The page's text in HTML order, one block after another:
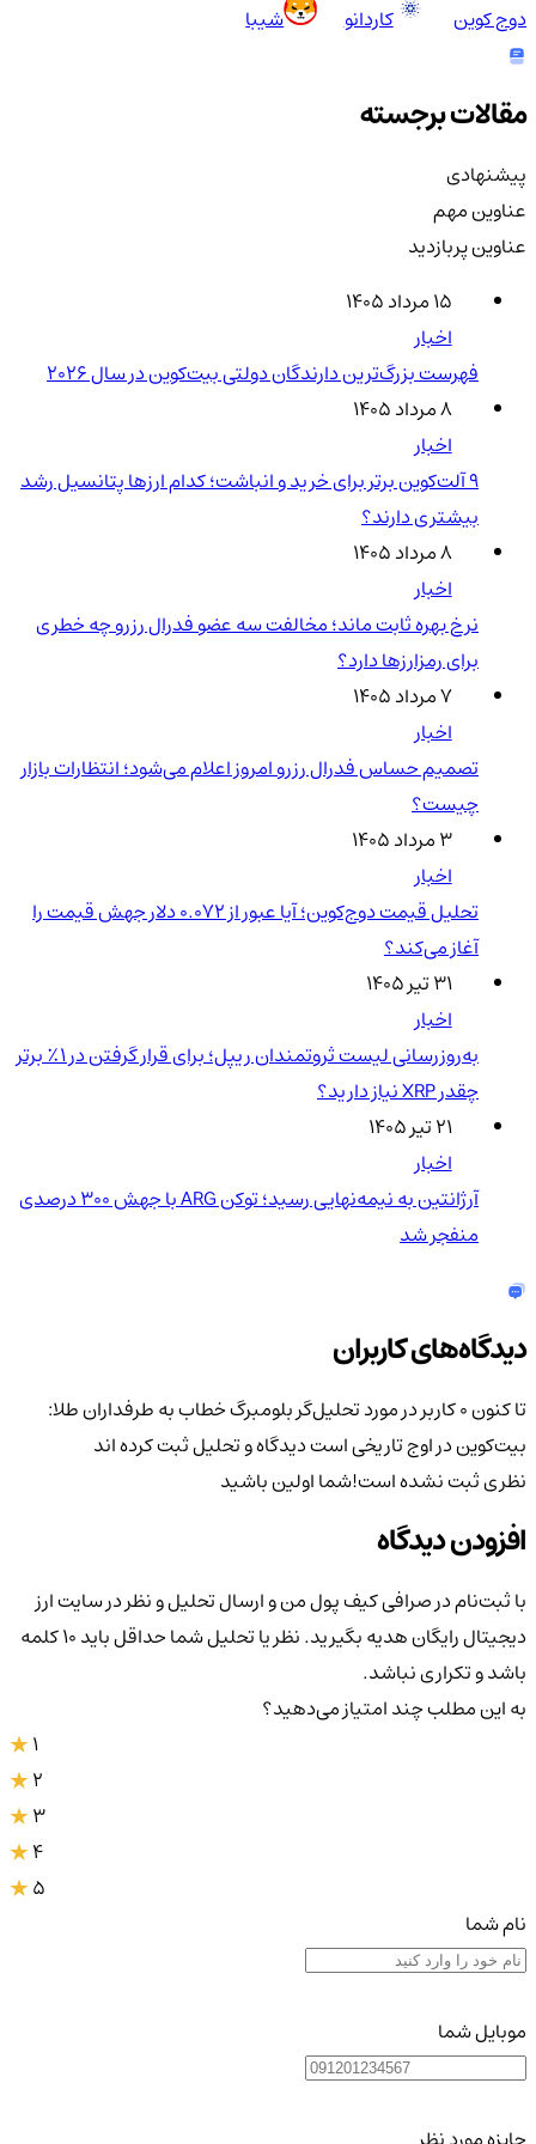
دوج کوین
کاردانو شیبا
مقالات برجسته
پیشنهادی
عناوین مهم
عناوین پربازدید
۱۵ مرداد ۱۴۰۵
اخبار
فهرست بزرگ‌ترین دارندگان دولتی بیت‌کوین در سال 2026
۸ مرداد ۱۴۰۵
اخبار
۹ آلت‌کوین برتر برای خرید و انباشت؛ کدام ارزها پتانسیل رشد
بیشتری دارند؟
۸ مرداد ۱۴۰۵
اخبار
نرخ بهره ثابت ماند؛ مخالفت سه عضو فدرال رزرو چه خطری
برای رمزارزها دارد؟
۷ مرداد ۱۴۰۵
اخبار
تصمیم حساس فدرال رزرو امروز اعلام می‌شود؛ انتظارات بازار
چیست؟
۳ مرداد ۱۴۰۵
اخبار
تحلیل قیمت دوج‌کوین؛ آیا عبور از ۰.۰۷۲ دلار جهش قیمت را
آغاز می‌کند؟
۳۱ تیر ۱۴۰۵
اخبار
به‌روزرسانی لیست ثروتمندان ریپل؛ برای قرار گرفتن در ۱٪ برتر
چقدر XRP نیاز دارید؟
۲۱ تیر ۱۴۰۵
اخبار
آرژانتین به نیمه‌نهایی رسید؛ توکن ARG با جهش ۳۰۰ درصدی
منفجر شد
دیدگاه‌های کاربران
تا کنون 0 کاربر در مورد
تحلیل‌گر بلومبرگ خطاب به طرفداران طلا:
بیت‌کوین در اوج تاریخی استدیدگاه و تحلیل ثبت کرده اند
نظری ثبت نشده است!شما اولین باشید
افزودن دیدگاه
با ثبت‌نام در صرافی کیف پول من و ارسال تحلیل و نظر در سایت ارز
دیجیتال رایگان هدیه بگیرید. نظر یا تحلیل شما حداقل باید ۱۰ کلمه
باشد و تکراری نباشد.
به این مطلب چند امتیاز می‌دهید؟
3
4
5
نام شما
موبایل شما